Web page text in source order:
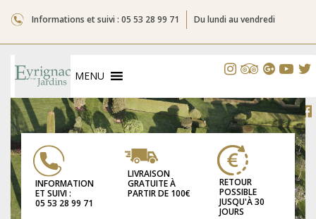
Informations et suivi : 05 53 28 99 71 Du lundi au vendredi
MENU
INFORMATION
ET SUIVI :
05 53 28 99 71
LIVRAISON
GRATUITE À
PARTIR DE 100€
RETOUR
POSSIBLE
JUSQU'À 30
JOURS